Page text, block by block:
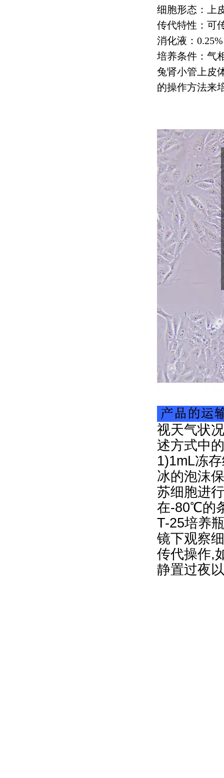
细胞形态：上
传代特性：可
消化液： 0.25%
培养条件：气
兔肾小管上皮
的操作方法来
视天气状
述方式中
1)1mL冻
冰的泡沫
苏细胞进
在-80℃的
T-25培养
镜下观察
传代操作,
静置过夜